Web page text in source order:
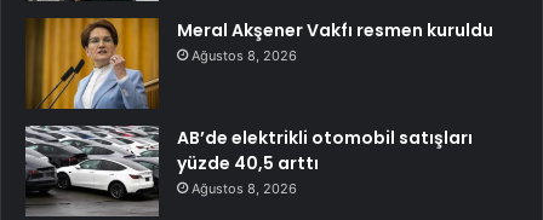
Meral Akşener Vakfı resmen kuruldu
Ağustos 8, 2026
AB’de elektrikli otomobil satışları
yüzde 40,5 arttı
Ağustos 8, 2026